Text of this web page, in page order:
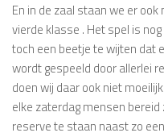
En in de zaal staan we er
vierde klasse . Het spel is
toch een beetje te wijten dat
wordt gespeeld door allerlei
doen wij daar ook niet
elke zaterdag mensen
reserve te staan naast zo